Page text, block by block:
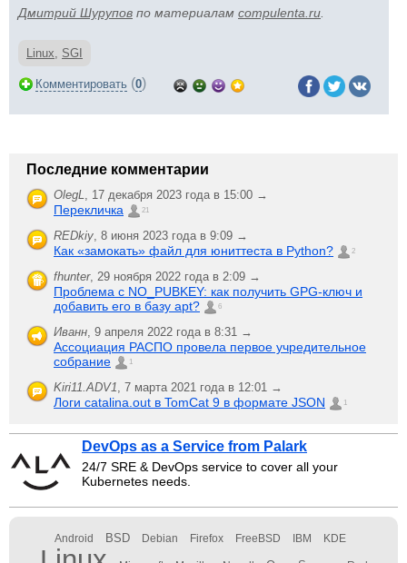
Дмитрий Шурупов по материалам compulenta.ru
Linux, SGI
Комментировать (0)
Последние комментарии
OlegL, 17 декабря 2023 года в 15:00 →
Перекличка 21
REDkiy, 8 июня 2023 года в 9:09 →
Как «замокать» файл для юниттеста в Python? 2
fhunter, 29 ноября 2022 года в 2:09 →
Проблема с NO_PUBKEY: как получить GPG-ключ и
добавить его в базу apt?
6
Иванн, 9 апреля 2022 года в 8:31 →
Ассоциация РАСПО провела первое учредительное
собрание
1
Kiri11.ADV1, 7 марта 2021 года в 12:01 →
Логи catalina.out в TomCat 9 в формате JSON 1
DevOps as a Service from Palark
24/7 SRE & DevOps service to cover all your
Kubernetes needs.
Android BSD Debian Firefox FreeBSD IBM KDE